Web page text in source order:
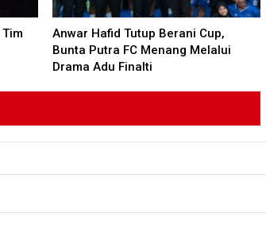
Anwar Hafid Tutup Berani Cup,
Bunta Putra FC Menang Melalui
Drama Adu Finalti